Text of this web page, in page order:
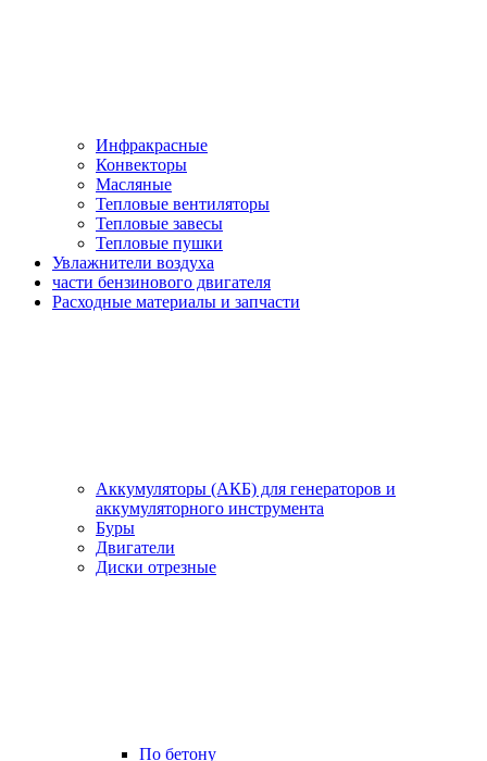
Инфракрасные
Конвекторы
Масляные
Тепловые вентиляторы
Тепловые завесы
Тепловые пушки
Увлажнители воздуха
части бензинового двигателя
Расходные материалы и запчасти
Аккумуляторы (АКБ) для генераторов и
аккумуляторного инструмента
Буры
Двигатели
Диски отрезные
По бетону